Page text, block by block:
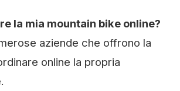
la mia mountain bike online?
aziende che offrono la
online la propria